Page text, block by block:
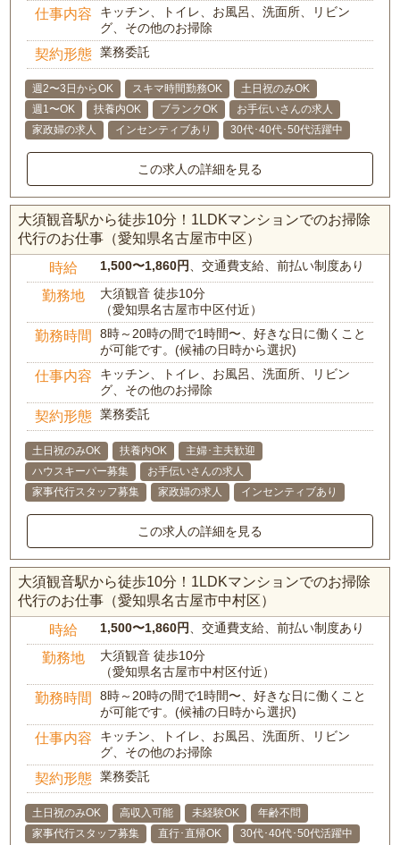
仕事内容
キッチン、トイレ、お風呂、洗面所、リビン
グ、その他のお掃除
契約形態 業務委託
週2〜3日からOK スキマ時間勤務OK
土日祝のみOK
週1〜OK
扶養内OK ブランクOK
お手伝いさんの求人
家政婦の求人
インセンティブあり 30代･40代･50代活躍中
この求人の詳細を見る
大須観音駅から徒歩10分！1LDKマンションでのお掃除
代行のお仕事（愛知県名古屋市中区）
時給 1,500〜1,860円 、交通費支給、前払い制度あり
勤務地
大須観音 徒歩10分
（愛知県名古屋市中区付近）
勤務時間
8時～20時の間で1時間〜、好きな日に働くこと
が可能です。(候補の日時から選択)
仕事内容
キッチン、トイレ、お風呂、洗面所、リビン
グ、その他のお掃除
契約形態 業務委託
土日祝のみOK 扶養内OK
主婦･主夫歓迎
ハウスキーパー募集
お手伝いさんの求人
家事代行スタッフ募集
家政婦の求人 インセンティブあり
この求人の詳細を見る
大須観音駅から徒歩10分！1LDKマンションでのお掃除
代行のお仕事（愛知県名古屋市中村区）
時給 1,500〜1,860円 、交通費支給、前払い制度あり
勤務地
大須観音 徒歩10分
（愛知県名古屋市中村区付近）
勤務時間
8時～20時の間で1時間〜、好きな日に働くこと
が可能です。(候補の日時から選択)
仕事内容
キッチン、トイレ、お風呂、洗面所、リビン
グ、その他のお掃除
契約形態 業務委託
土日祝のみOK 高収入可能 未経験OK
年齢不問
家事代行スタッフ募集
直行･直帰OK 30代･40代･50代活躍中